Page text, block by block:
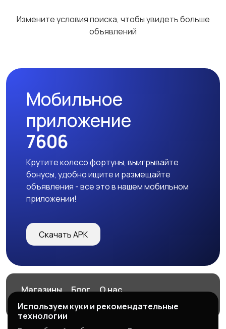
Измените условия поиска, чтобы увидеть больше
объявлений
Мобильное
приложение
7606
Крутите колесо фортуны, выигрывайте
бонусы, удобно ищите и размещайте
объявления - все это в нашем мобильном
приложении!
Скачать APK
Магазины Блог
О нас
Служба поддержки
Используем куки и рекомендательные
технологии